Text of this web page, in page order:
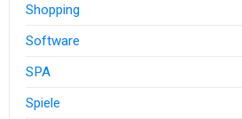
Shopping
Software
SPA
Spiele